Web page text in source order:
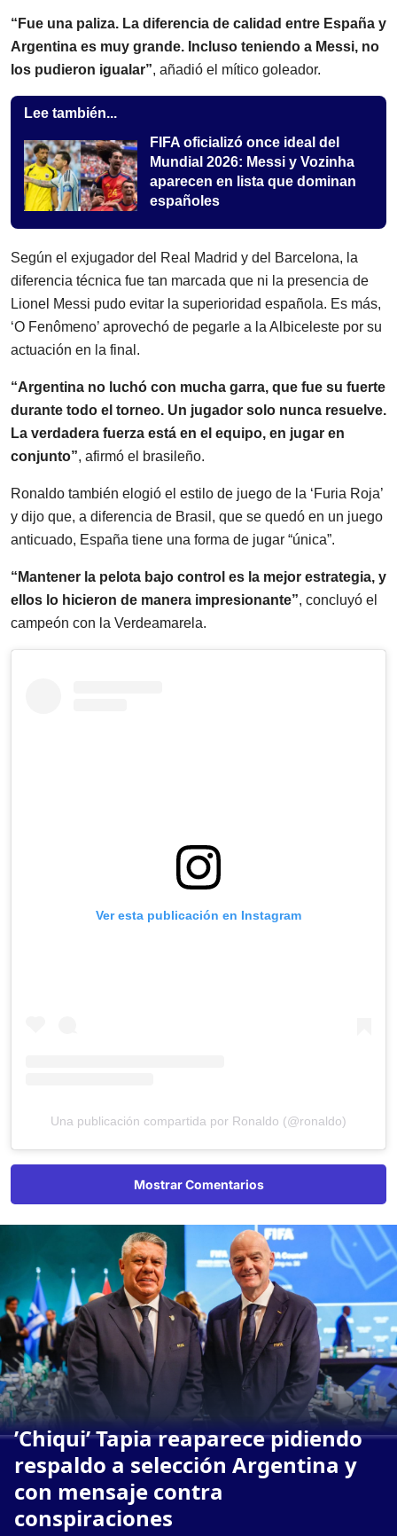
“Fue una paliza. La diferencia de calidad entre España y
Argentina es muy grande. Incluso teniendo a Messi, no
los pudieron igualar”, añadió el mítico goleador.
Lee también...
FIFA oficializó once ideal del
Mundial 2026: Messi y Vozinha
aparecen en lista que dominan
españoles
Según el exjugador del Real Madrid y del Barcelona, la
diferencia técnica fue tan marcada que ni la presencia de
Lionel Messi pudo evitar la superioridad española. Es más,
‘O Fenômeno’ aprovechó de pegarle a la Albiceleste por su
actuación en la final.
“Argentina no luchó con mucha garra, que fue su fuerte
durante todo el torneo. Un jugador solo nunca resuelve.
La verdadera fuerza está en el equipo, en jugar en
conjunto”, afirmó el brasileño.
Ronaldo también elogió el estilo de juego de la ‘Furia Roja’
y dijo que, a diferencia de Brasil, que se quedó en un juego
anticuado, España tiene una forma de jugar “única”.
“Mantener la pelota bajo control es la mejor estrategia, y
ellos lo hicieron de manera impresionante”, concluyó el
campeón con la Verdeamarela.
Ver esta publicación en Instagram
Una publicación compartida por Ronaldo (@ronaldo)
Mostrar Comentarios
’Chiqui’ Tapia reaparece pidiendo
respaldo a selección Argentina y
con mensaje contra
conspiraciones